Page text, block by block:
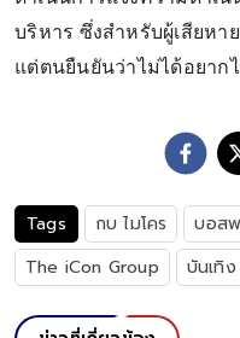
บริหาร ซึ่งสำหรับผู้เสียหา
แต่ตนยืนยันว่าไม่ได้อยาก
Tags กบ ไมโคร บอส
The iCon Group
บันเทิง